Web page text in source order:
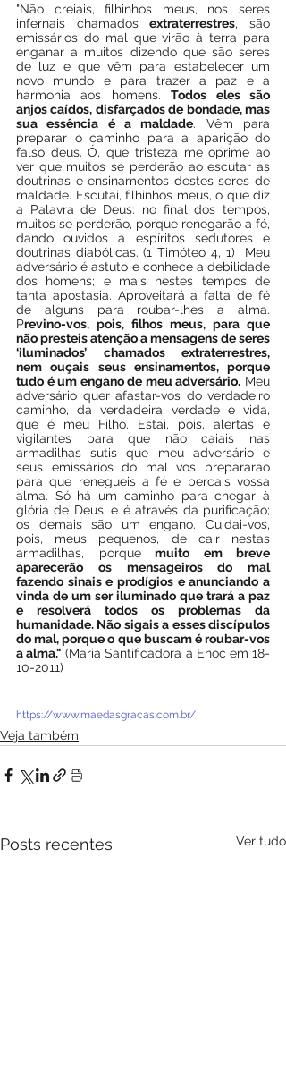
"Não creiais, filhinhos meus, nos seres
infernais chamados extraterrestres, são
emissários do mal que virão à terra para
enganar a muitos dizendo que são seres
de luz e que vêm para estabelecer um
novo mundo e para trazer a paz e a
harmonia aos homens. Todos eles são
anjos caídos, disfarçados de bondade, mas
sua essência é a maldade. Vêm para
preparar o caminho para a aparição do
falso deus. Ó, que tristeza me oprime ao
ver que muitos se perderão ao escutar as
doutrinas e ensinamentos destes seres de
maldade. Escutai, filhinhos meus, o que diz
a Palavra de Deus: no final dos tempos,
muitos se perderão, porque renegarão a fé,
dando ouvidos a espíritos sedutores e
doutrinas diabólicas. (1 Timóteo 4, 1)  Meu
adversário é astuto e conhece a debilidade
dos homens; e mais nestes tempos de
tanta apostasia. Aproveitará a falta de fé
de alguns para roubar-lhes a alma.
Previno-vos, pois, filhos meus, para que
não presteis atenção a mensagens de seres
‘iluminados’ chamados extraterrestres,
nem ouçais seus ensinamentos, porque
tudo é um engano de meu adversário. Meu
adversário quer afastar-vos do verdadeiro
caminho, da verdadeira verdade e vida,
que é meu Filho. Estai, pois, alertas e
vigilantes para que não caiais nas
armadilhas sutis que meu adversário e
seus emissários do mal vos prepararão
para que renegueis a fé e percais vossa
alma. Só há um caminho para chegar à
glória de Deus, e é através da purificação;
os demais são um engano. Cuidai-vos,
pois, meus pequenos, de cair nestas
armadilhas, porque muito em breve
aparecerão os mensageiros do mal
fazendo sinais e prodígios e anunciando a
vinda de um ser iluminado que trará a paz
e resolverá todos os problemas da
humanidade. Não sigais a esses discípulos
do mal, porque o que buscam é roubar-vos
a alma." (Maria Santificadora a Enoc em 18-
10-2011)
https://www.maedasgracas.com.br/
Veja também
Posts recentes Ver tudo